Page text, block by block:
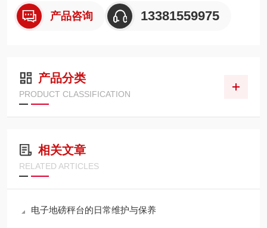
产品咨询 13381559975
产品分类
PRODUCT CLASSIFICATION
相关文章
RELATED ARTICLES
电子地磅秤台的日常维护与保养